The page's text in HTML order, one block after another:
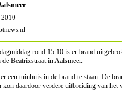
rond 15:10 is er brand
Beatrixstraat in Aalsmeer.
een tuinhuis in de brand te staan. De
kon daardoor verdere uitbreiding van het